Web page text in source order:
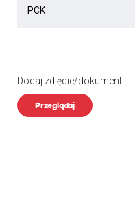
Dodaj zdjęcie/dokument
Przeglądaj